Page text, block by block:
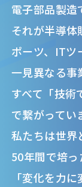
電子部品製造
それが半導体
ポーツ、ITツ
一見異なる事
すべて「技術
で繋がってい
私たちは世界
50年間で培っ
「変化を力